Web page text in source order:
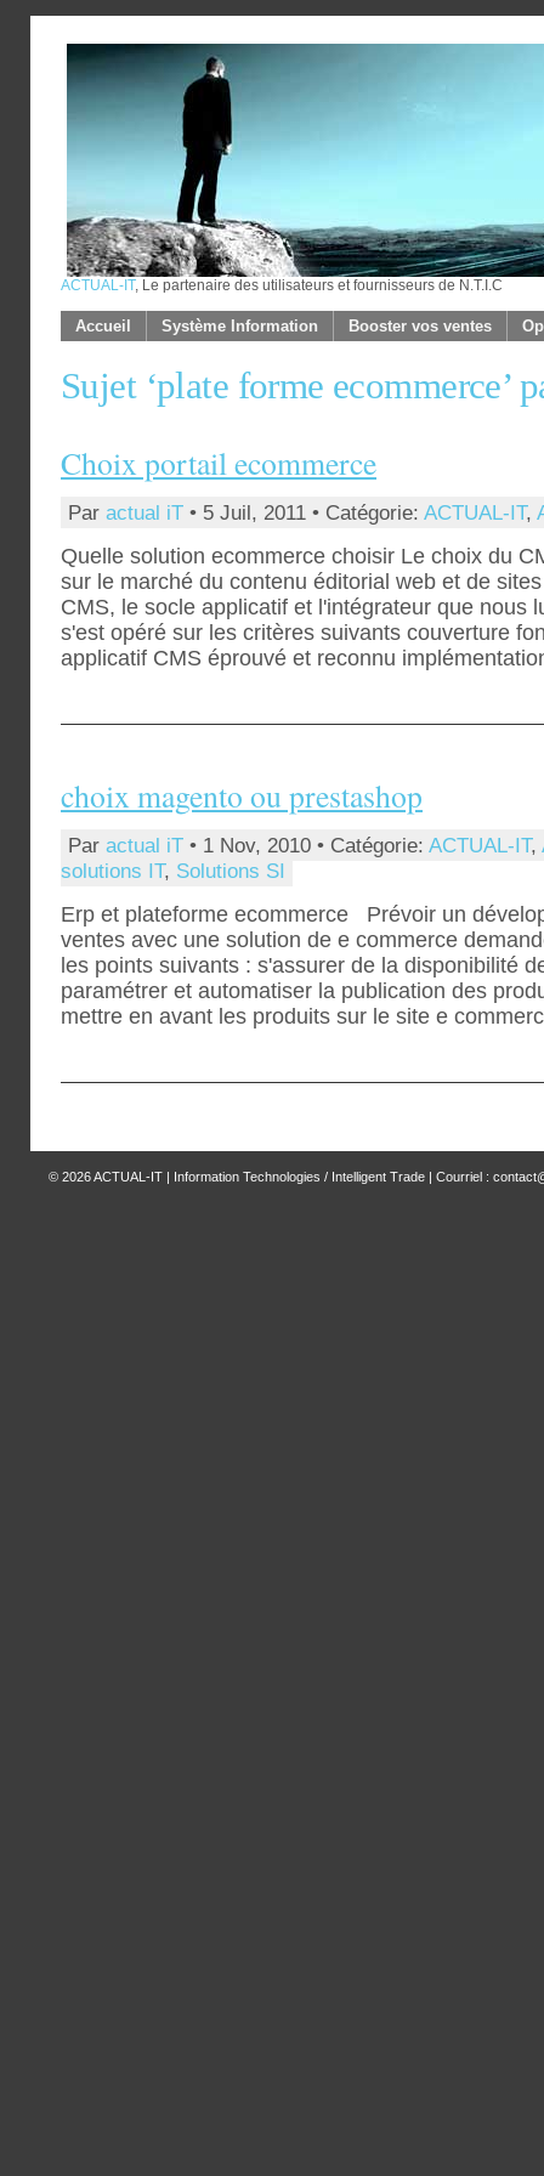
ACTUAL-IT, Le partenaire des utilisateurs et fournisseurs de N.T.I.C
Accueil Système Information Booster vos ventes
Sujet ‘plate forme ecommerce’
Choix portail ecommerce
Par actual iT • 5 Juil, 2011 • Catégorie: ACTUAL-IT,
Quelle solution ecommerce choisir Le choix du
sur le marché du contenu éditorial web et de
CMS, le socle applicatif et l'intégrateur que nous
s'est opéré sur les critères suivants couverture
applicatif CMS éprouvé et reconnu
choix magento ou prestashop
Par actual iT • 1 Nov, 2010 • Catégorie: ACTUAL-IT,
solutions IT, Solutions SI
Erp et plateforme ecommerce Prévoir un
ventes avec une solution de e commerce
les points suivants : s'assurer de la disponibilité
paramétrer et automatiser la publication des
mettre en avant les produits sur le site e
© 2026ACTUAL-IT | Information Technologies / Intelligent Trade | Courriel :